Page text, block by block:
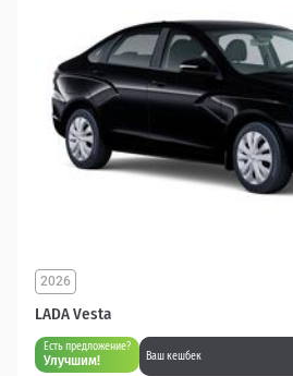
LADA Vesta
2026
Есть предложение?
Улучшим! Ваш кешбек